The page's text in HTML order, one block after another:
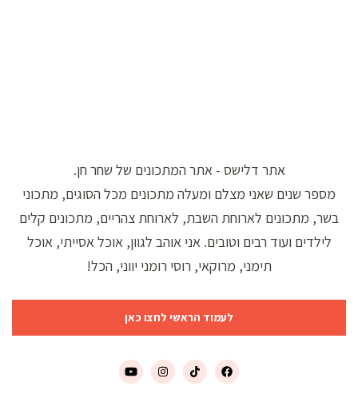
אתר דלישס - אתר המתכונים של שחר חן.
מספר שנים שאני מצלם ומעלה מתכונים מכל הסוגים, מתכוני
בשר, מתכונים לארוחת השבת, לארוחת צהריים, מתכונים קלים
לילדים ועוד רבים וטובים. אני אוהב לגוון, אוכל אסייתי, אוכל
תימני, מרוקאי, רוסי רומני יווני, הכל!
לעמוד הראשי לחצו כאן